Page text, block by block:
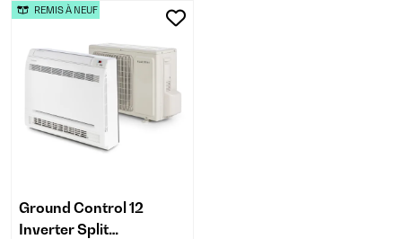
Ground Control 12
Inverter Split
REMIS À NEUF